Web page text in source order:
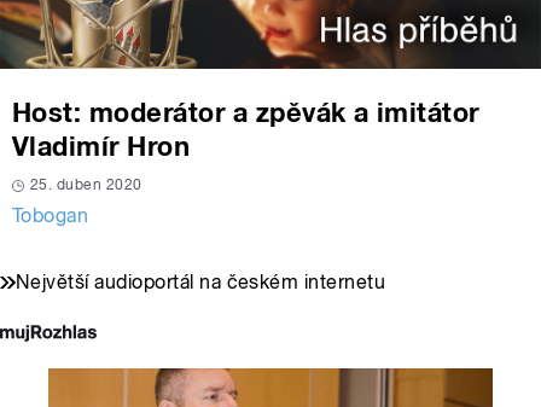
Host: moderátor a zpěvák a imitátor
Vladimír Hron
25. duben 2020
Tobogan
Největší audioportál na českém internetu